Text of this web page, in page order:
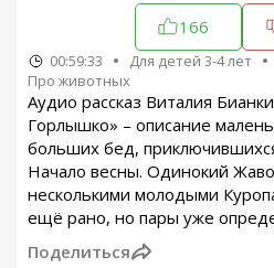
166
00:59:33 Для детей 3-4 лет
Про животных
Аудио рассказ Виталия
Горлышко» – описание
больших бед,
Начало весны. Одинокий
несколькими молодыми
ещё рано, но пары уже
Поделиться